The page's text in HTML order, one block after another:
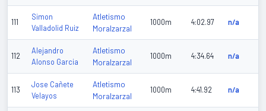
111
Simon
Valladolid Ruiz
Atletismo
Moralzarzal
1000m 4:02.97 n/a
112
Alejandro
Alonso Garcia
Atletismo
Moralzarzal
1000m 4:34.64 n/a
113
Jose Cañete
Velayos
Atletismo
Moralzarzal
1000m 4:41.92 n/a